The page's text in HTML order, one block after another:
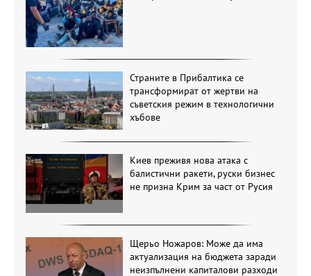
Страните в Прибалтика се
трансформират от жертви на
съветския режим в технологични
хъбове
Киев преживя нова атака с
балистични ракети, руски бизнес
не призна Крим за част от Русия
Щерьо Ножаров: Може да има
актуализация на бюджета заради
неизпълнени капиталови разходи